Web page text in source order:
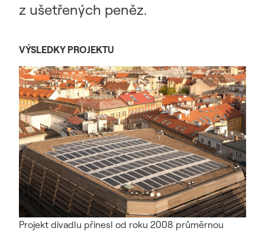
z ušetřených peněz.
VÝSLEDKY PROJEKTU
Projekt divadlu přinesl od roku 2008 průměrnou